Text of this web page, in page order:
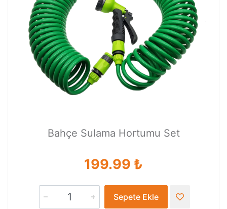
Bahçe Sulama Hortumu Set
199.99 ₺
Sepete Ekle